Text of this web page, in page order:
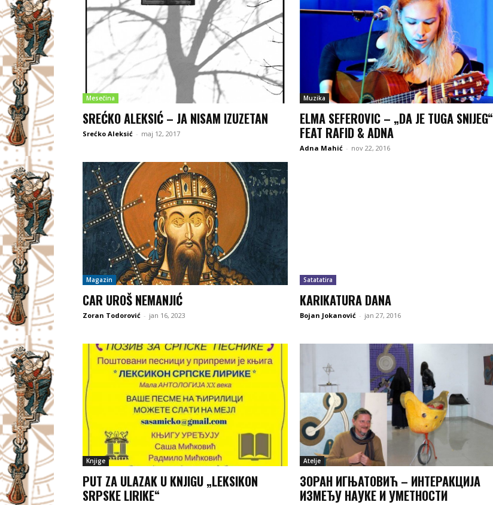
Mesečina
SREĆKO ALEKSIĆ – JA NISAM IZUZETAN
Srećko Aleksić - maj 12, 2017
Muzika
ELMA SEFEROVIC – „DA JE TUGA SNIJEG“
FEAT RAFID & ADNA
Adna Mahić - nov 22, 2016
Magazin
CAR UROŠ NEMANJIĆ
Zoran Todorović - jan 16, 2023
Satatatira
KARIKATURA DANA
Bojan Jokanović - jan 27, 2016
Knjige
PUT ZA ULAZAK U KNJIGU „LEKSIKON
SRPSKE LIRIKE“
Atelje
ЗОРАН ИГЊАТОВИЋ – ИНТЕРАКЦИЈА
ИЗМЕЂУ НАУКЕ И УМЕТНОСТИ